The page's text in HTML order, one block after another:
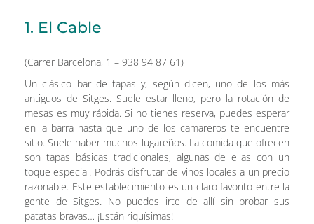
1. El Cable
(Carrer Barcelona, 1 – 938 94 87 61)
Un clásico bar de tapas y, según dicen, uno de los más
antiguos de Sitges. Suele estar lleno, pero la rotación de
mesas es muy rápida. Si no tienes reserva, puedes esperar
en la barra hasta que uno de los camareros te encuentre
sitio. Suele haber muchos lugareños. La comida que ofrecen
son tapas básicas tradicionales, algunas de ellas con un
toque especial. Podrás disfrutar de vinos locales a un precio
razonable. Este establecimiento es un claro favorito entre la
gente de Sitges. No puedes irte de allí sin probar sus
patatas bravas… ¡Están riquísimas!